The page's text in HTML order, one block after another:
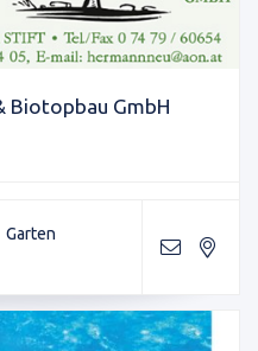
Biotopbau GmbH
Garten